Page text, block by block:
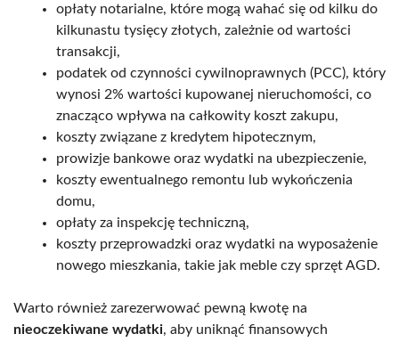
opłaty notarialne, które mogą wahać się od kilku do
kilkunastu tysięcy złotych, zależnie od wartości
transakcji,
podatek od czynności cywilnoprawnych (PCC), który
wynosi 2% wartości kupowanej nieruchomości, co
znacząco wpływa na całkowity koszt zakupu,
koszty związane z kredytem hipotecznym,
prowizje bankowe oraz wydatki na ubezpieczenie,
koszty ewentualnego remontu lub wykończenia
domu,
opłaty za inspekcję techniczną,
koszty przeprowadzki oraz wydatki na wyposażenie
nowego mieszkania, takie jak meble czy sprzęt AGD.
Warto również zarezerwować pewną kwotę na
nieoczekiwane wydatki, aby uniknąć finansowych